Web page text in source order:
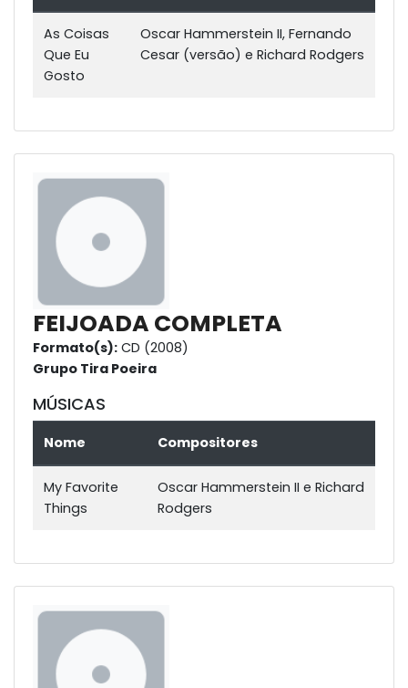
As Coisas
Que Eu
Gosto
Oscar Hammerstein II, Fernando
Cesar (versão) e Richard Rodgers
FEIJOADA COMPLETA
Formato(s): CD (2008)
Grupo Tira Poeira
MÚSICAS
Nome Compositores
My Favorite
Things
Oscar Hammerstein II e Richard
Rodgers